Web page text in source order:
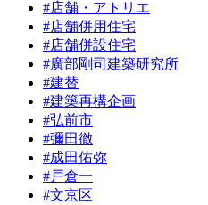
#店舗・アトリエ
#店舗併用住宅
#店舗併設住宅
#廣部剛司建築研究所
#建替
#建築再構企画
#弘前市
#彌田徹
#成田佑弥
#戸倉一
#文京区